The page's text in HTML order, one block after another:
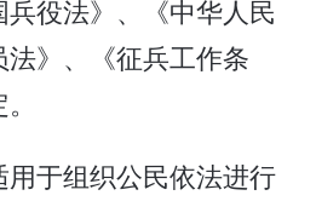
兵役法》、《中华人民
》、《征兵工作条
用于组织公民依法进行